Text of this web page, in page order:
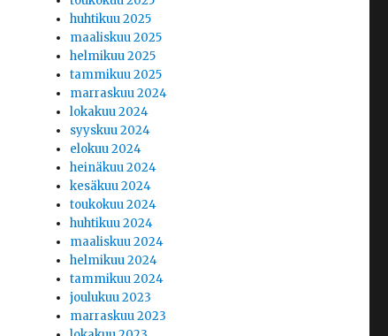
huhtikuu 2025
maaliskuu 2025
helmikuu 2025
tammikuu 2025
marraskuu 2024
lokakuu 2024
syyskuu 2024
elokuu 2024
heinäkuu 2024
kesäkuu 2024
toukokuu 2024
huhtikuu 2024
maaliskuu 2024
helmikuu 2024
tammikuu 2024
joulukuu 2023
marraskuu 2023